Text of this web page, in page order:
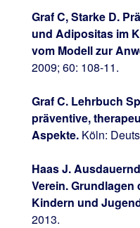
Graf C, Starke D.
und Adipositas im
vom Modell zur
2009; 60: 108-11.
Graf C. Lehrbuch
präventive,
Aspekte. Köln:
Haas J.
Verein.
Kindern und
2013.